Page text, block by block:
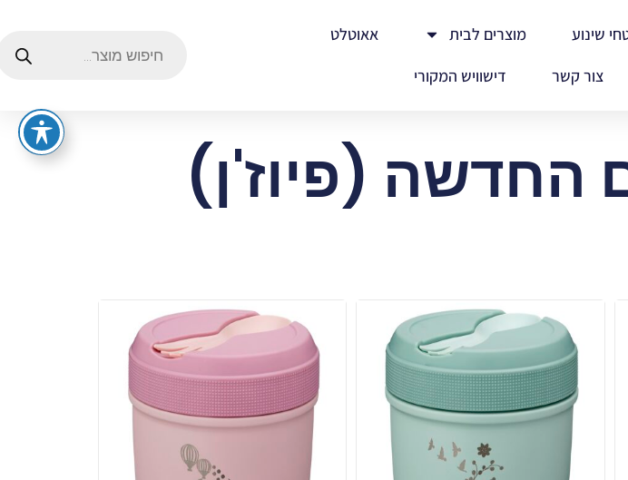
שינוע מוצרים לבית
אאוטלט
צור קשר דישוויש המקורי
החדשה (פיוז'ן)